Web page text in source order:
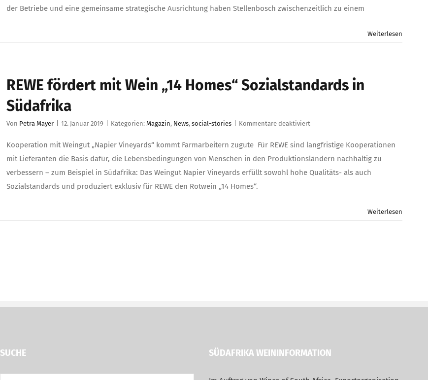
der Betriebe und eine gemeinsame strategische Ausrichtung haben Stellenbosch zwischenzeitlich zu einem
Weiterlesen
REWE fördert mit Wein „14 Homes“ Sozialstandards in
Südafrika
Von Petra Mayer 12. Januar 2019 Kategorien: Magazin, News, social-stories Kommentare deaktiviert
fördert
mit
Wein
„14
Kooperation mit Weingut „Napier Vineyards“ kommt Farmarbeitern zugute Für REWE sind langfristige Kooperationen
mit Lieferanten die Basis dafür, die Lebensbedingungen von Menschen in den Produktionsländern nachhaltig zu
verbessern – zum Beispiel in Südafrika: Das Weingut Napier Vineyards erfüllt sowohl hohe Qualitäts- als auch
Sozialstandards und produziert exklusiv für REWE den Rotwein „14 Homes“.
Weiterlesen
SUCHE SÜDAFRIKA WEININFORMATION